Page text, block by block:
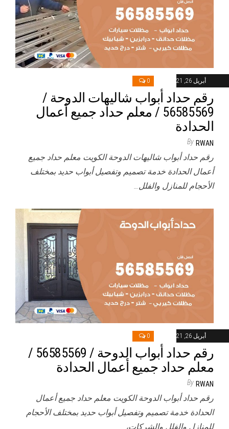
أبريل 26, 2021 0
رقم حداد أبواب شاليهات الدوحة /
56585569 / معلم حداد جميع أعمال
الحدادة
By RWAN
رقم حداد أبواب شاليهات الدوحة الكويت معلم حداد جميع
أعمال الحدادة خدمة تصميم وتفصيل أبواب حديد بمختلف
الأحجام للمنازل والفلل…
أبريل 26, 2021 0
رقم حداد أبواب الدوحة / 56585569 /
معلم حداد جميع أعمال الحدادة
By RWAN
رقم حداد أبواب الدوحة الكويت معلم حداد جميع أعمال
الحدادة خدمة تصميم وتفصيل أبواب حديد بمختلف الأحجام
للمنازل والفلل والشركات،…